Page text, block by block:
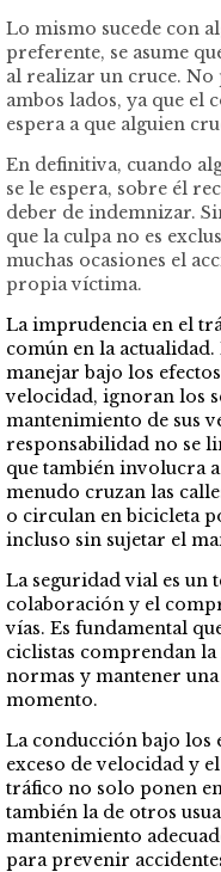
Lo mismo sucede con
preferente, se asume
al realizar un cruce.
ambos lados, ya que
espera a que alguien
En definitiva, cuando
se le espera, sobre él
deber de indemnizar.
que la culpa no es
muchas ocasiones el
propia víctima.
La imprudencia en el
común en la
manejar bajo los
velocidad, ignoran los
mantenimiento de sus
responsabilidad no se
que también involucra
menudo cruzan las
o circulan en bicicleta
incluso sin sujetar el
La seguridad vial es un
colaboración y el
vías. Es fundamental
ciclistas comprendan
normas y mantener
momento.
La conducción bajo los
exceso de velocidad y
tráfico no solo ponen
también la de otros
mantenimiento
para prevenir